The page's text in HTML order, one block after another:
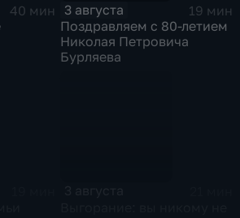
40 мин
3 августа
19 мин
Поздравляем с 80-летием
Николая Петровича
Бурляева